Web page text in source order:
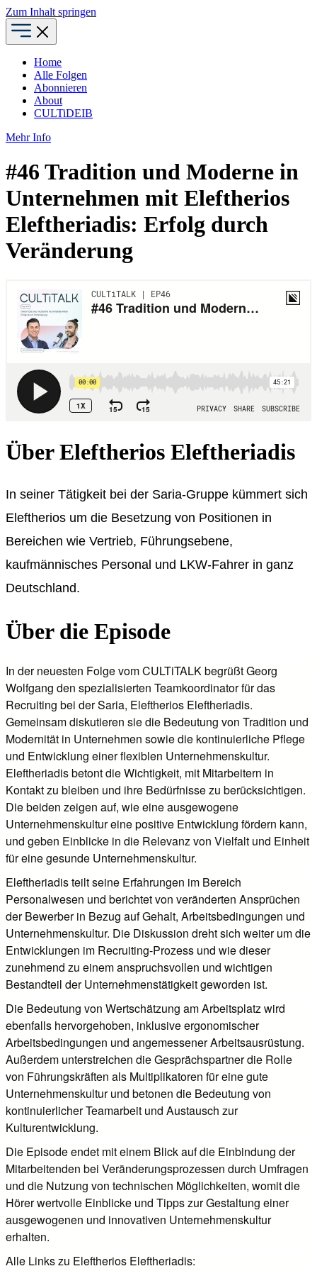
Zum Inhalt springen
Home
Alle Folgen
Abonnieren
About
CULTiDEIB
Mehr Info
#46 Tradition und Moderne in
Unternehmen mit Eleftherios
Eleftheriadis: Erfolg durch
Veränderung
Über Eleftherios Eleftheriadis
In seiner Tätigkeit bei der Saria-Gruppe kümmert sich
Eleftherios um die Besetzung von Positionen in
Bereichen wie Vertrieb, Führungsebene,
kaufmännisches Personal und LKW-Fahrer in ganz
Deutschland.
Über die Episode
In der neuesten Folge vom CULTiTALK begrüßt Georg
Wolfgang den spezialisierten Teamkoordinator für das
Recruiting bei der Saria, Eleftherios Eleftheriadis.
Gemeinsam diskutieren sie die Bedeutung von Tradition und
Modernität in Unternehmen sowie die kontinuierliche Pflege
und Entwicklung einer flexiblen Unternehmenskultur.
Eleftheriadis betont die Wichtigkeit, mit Mitarbeitern in
Kontakt zu bleiben und ihre Bedürfnisse zu berücksichtigen.
Die beiden zeigen auf, wie eine ausgewogene
Unternehmenskultur eine positive Entwicklung fördern kann,
und geben Einblicke in die Relevanz von Vielfalt und Einheit
für eine gesunde Unternehmenskultur.
Eleftheriadis teilt seine Erfahrungen im Bereich
Personalwesen und berichtet von veränderten Ansprüchen
der Bewerber in Bezug auf Gehalt, Arbeitsbedingungen und
Unternehmenskultur. Die Diskussion dreht sich weiter um die
Entwicklungen im Recruiting-Prozess und wie dieser
zunehmend zu einem anspruchsvollen und wichtigen
Bestandteil der Unternehmenstätigkeit geworden ist.
Die Bedeutung von Wertschätzung am Arbeitsplatz wird
ebenfalls hervorgehoben, inklusive ergonomischer
Arbeitsbedingungen und angemessener Arbeitsausrüstung.
Außerdem unterstreichen die Gesprächspartner die Rolle
von Führungskräften als Multiplikatoren für eine gute
Unternehmenskultur und betonen die Bedeutung von
kontinuierlicher Teamarbeit und Austausch zur
Kulturentwicklung.
Die Episode endet mit einem Blick auf die Einbindung der
Mitarbeitenden bei Veränderungsprozessen durch Umfragen
und die Nutzung von technischen Möglichkeiten, womit die
Hörer wertvolle Einblicke und Tipps zur Gestaltung einer
ausgewogenen und innovativen Unternehmenskultur
erhalten.
Alle Links zu Eleftherios Eleftheriadis: